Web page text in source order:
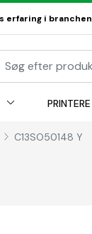
erfaring i branchen
PRINTERE
C13SO50148 Y